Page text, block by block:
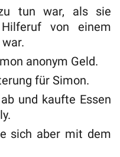
tun war, als sie
von einem
anonym Geld.
für Simon.
und kaufte Essen
sich aber mit dem